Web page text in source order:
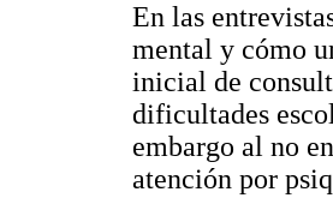
En las
mental y cómo
inicial de
dificultades
embargo al no
atención por